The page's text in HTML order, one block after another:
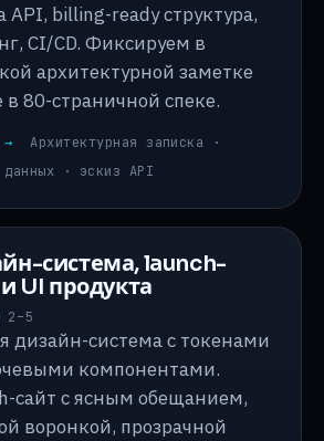
API, billing-ready структура,
CI/CD. Фиксируем в
архитектурной заметке
в 80-страничной спеке.
Архитектурная записка ·
данных · эскиз API
система, launch-
UI продукта
2–5
дизайн-система с токенами
компонентами.
сайт с ясным обещанием,
воронкой, прозрачной